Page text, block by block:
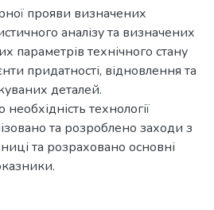
прояви визначених
аналізу та визначених
параметрів технічного стану
придатності, відновлення та
деталей.
технології
та розроблено заходи з
та розраховано основні